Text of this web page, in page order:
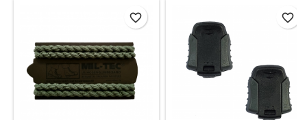
favorite_border favorite_border